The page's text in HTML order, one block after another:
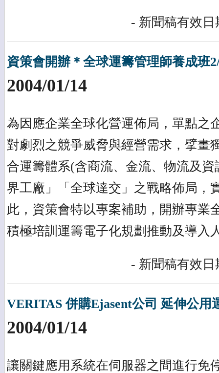
- 新聞稿有效日
資策會開辦＊全球運籌管理師養成班
2004/01/14
為因應企業全球化營運佈局，單點之
對劇烈之競爭威脅與經營需求，擘畫
合運籌體系(含商流、金流、物流及
界工廠」「全球達交」之戰略佈局，
此，資策會特以專案補助，開辦專業
積極培訓運籌電子化規劃推動及導入
- 新聞稿有效日
VERITAS 併購Ejasent公司 延伸公用
2004/01/14
讓關鍵應用系統在伺服器之間進行免